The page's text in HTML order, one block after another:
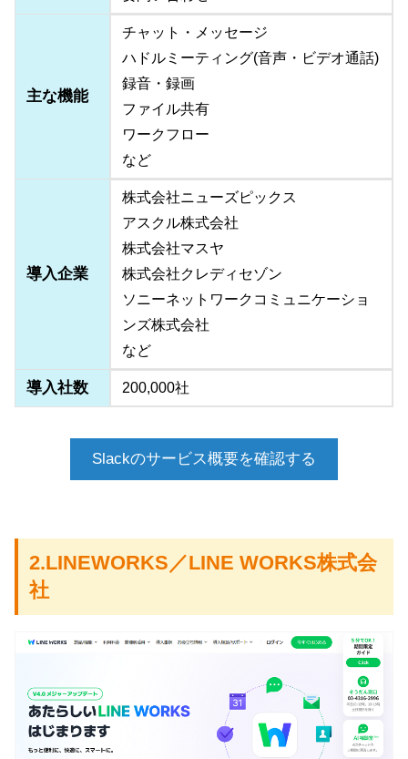
主な機能
チャット・メッセージ
ハドルミーティング(音声・ビデオ通話)
録音・録画
ファイル共有
ワークフロー
など
導入企業
株式会社ニューズピックス
アスクル株式会社
株式会社マスヤ
株式会社クレディセゾン
ソニーネットワークコミュニケーショ
ンズ株式会社
など
導入社数 200,000社
Slackのサービス概要を確認する
2.LINEWORKS／LINE WORKS株式会
社